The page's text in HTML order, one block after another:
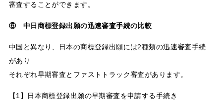
審査することができます。
⑥ 中日商標登録出願の迅速審査手続の比較
中国と異なり、日本の商標登録出願には2種類の迅速審査手続
があり
それぞれ早期審査とファストトラック審査があります。
【1】日本商標登録出願の早期審査を申請する手続き